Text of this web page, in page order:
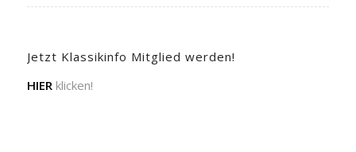
Jetzt Klassikinfo Mitglied werden!
HIERklicken!